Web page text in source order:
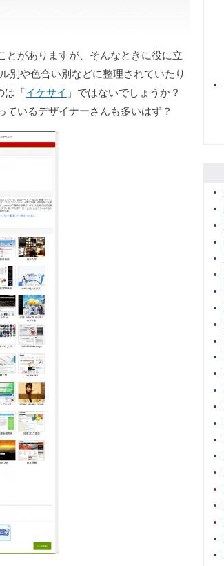
とがありますが、そんなときに役に立
別や色合い別などに整理されていたり
は「イケサイ 」ではないでしょうか？
いるデザイナーさんも多いはず？